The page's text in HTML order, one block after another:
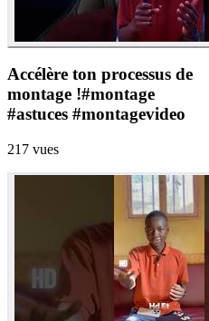
Accélère ton processus de
montage !#montage
#astuces #montagevideo
217 vues